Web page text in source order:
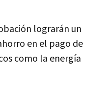
lograrán un
en el pago de
como la energía